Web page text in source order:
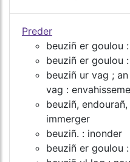
Preder
beuziñ er goulou
beuziñ er goulou
beuziñ ur vag ;
vag :
beuziñ,
immerger
beuziñ. : inonder
beuziñ er goulou